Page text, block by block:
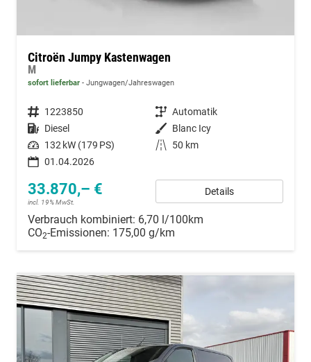
Citroën Jumpy Kastenwagen
M
sofort lieferbar Jungwagen/Jahreswagen
Fahrzeugnummer 1223850 Getriebe Automatik
Kraftstoff Diesel Außenfarbe Blanc Icy
Leistung 132 kW (179 PS) Kilometerstand
50 km
01.04.2026
33.870,– €
incl. 19% MwSt.
Details
Verbrauch kombiniert: 6,70 l/100km
CO2-Emissionen: 175,00 g/km